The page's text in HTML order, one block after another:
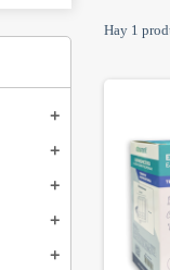
Hay 1